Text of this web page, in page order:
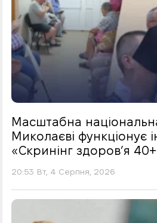
Масштабна
Миколаєві функціонує
«Скринінг здоровʼя
20:53 Вт, 4 Серпня, 2026